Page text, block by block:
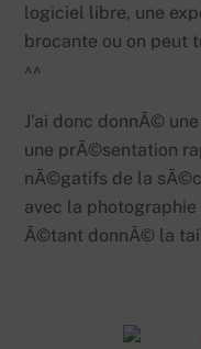
logiciel libre, une
brocante ou on peut
^^
J’ai donc donnÃ©
une prÃ©sentation
nÃ©gatifs de la
avec la
Ã©tant donnÃ© la